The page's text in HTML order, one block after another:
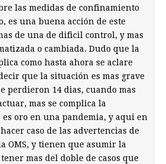
las medidas de confinamiento
es una buena acción de este
de una de dificil control, y mas
o cambiada. Dudo que la
como hasta ahora se aclare
que la situación es mas grave
perdieron 14 dias, cuando mas
mas se complica la
oro en una pandemia, y aqui en
caso de las advertencias de
OMS, y tienen que asumir la
mas del doble de casos que